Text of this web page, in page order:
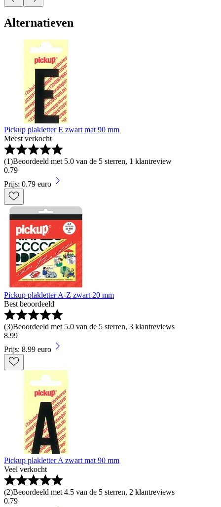
Alternatieven
Pickup plakletter E zwart mat 90 mm
Meest verkocht
(1)Beoordeeld met 5.0 van de 5 sterren, 1 klantreview
0.79
Prijs: 0.79 euro
Pickup plakletter A-Z zwart 20 mm
Best beoordeeld
(3)Beoordeeld met 5.0 van de 5 sterren, 3 klantreviews
8.99
Prijs: 8.99 euro
Pickup plakletter A zwart mat 90 mm
Veel verkocht
(2)Beoordeeld met 4.5 van de 5 sterren, 2 klantreviews
0.79